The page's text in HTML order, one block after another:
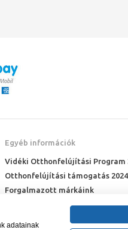
Egyéb információk
Vidéki Otthonfelújítási Program
Otthonfelújítási támogatás 2024
Forgalmazott márkáink
adatainak